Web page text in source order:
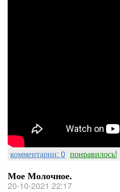
комментарии: 0 понравилось!
Мое Молочное.
20-10-2021 22:17